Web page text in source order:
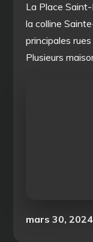
La Place
la colline
principales
Plusieurs
Posted
mars 30, 2024